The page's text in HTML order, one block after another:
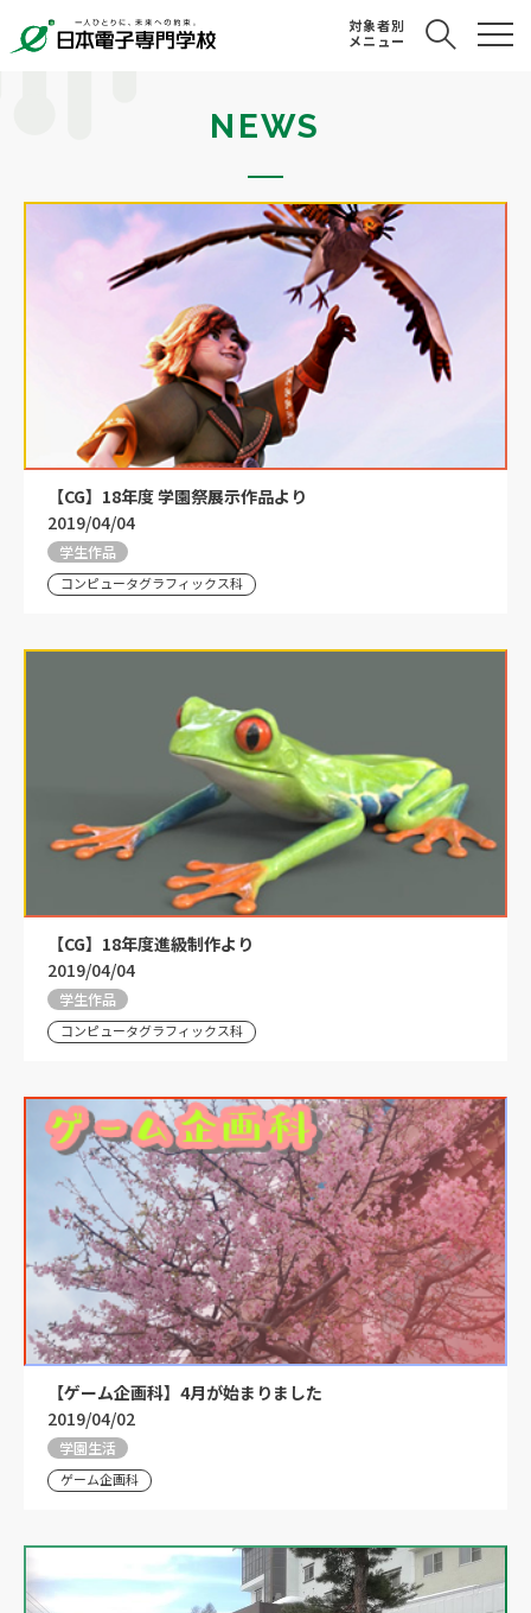
対象者別
メニュー
NEWS
【CG】18年度 学園祭展示作品より
2019/04/04
学生作品
コンピュータグラフィックス科
【CG】18年度進級制作より
2019/04/04
学生作品
コンピュータグラフィックス科
【ゲーム企画科】4月が始まりました
2019/04/02
学園生活
ゲーム企画科